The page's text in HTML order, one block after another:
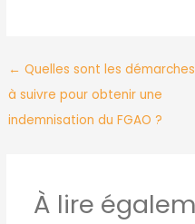
← Quelles sont les démarches
à suivre pour obtenir une
indemnisation du FGAO ?
À lire